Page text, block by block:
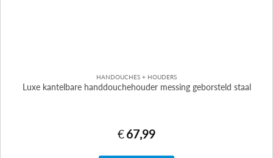
HANDOUCHES + HOUDERS
Luxe kantelbare handdouchehouder messing geborsteld staal
€67,99